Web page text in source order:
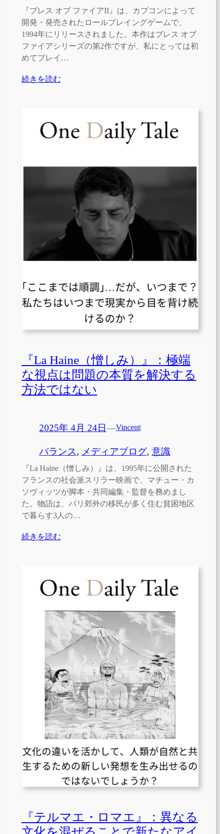
『ブレス オブ ファイアII』は、カプコンによって
開発・発売されたロールプレイングゲームで、
1994年にリリースされました。本作はブレス オブ
ファイアシリーズの第2作ですが、私にとっては初
めてプレイ…
続きを読む
『La Haine（憎しみ）』：極端
な視点は問題の本質を解決する
方法ではない
2025年 4月 24日—Vincent|
バランス, メディアブログ, 意識
『La Haine（憎しみ）』は、1995年に公開された
フランスの社会派スリラー映画で、マチュー・カ
ソヴィッツが脚本・共同編集・監督を務めまし
た。物語は、パリ郊外の移民が多く住む貧困地区
で暮らす3人の…
続きを読む
『テルマエ・ロマエ』：異なる